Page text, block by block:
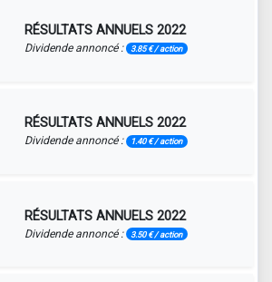
RÉSULTATS ANNUELS 2022
Dividende annoncé : 3.85 € / action
RÉSULTATS ANNUELS 2022
Dividende annoncé : 1.40 € / action
RÉSULTATS ANNUELS 2022
Dividende annoncé : 3.50 € / action